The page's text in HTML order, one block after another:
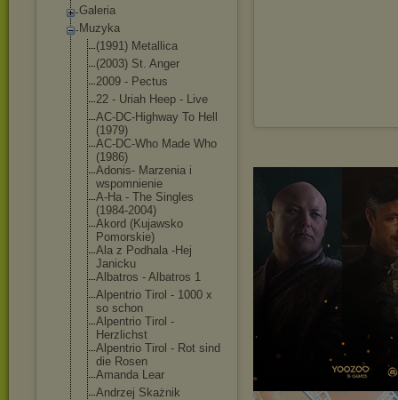
Galeria
Muzyka
(1991) Metallica
(2003) St. Anger
2009 - Pectus
22 - Uriah Heep - Live
AC-DC-Highway To Hell
(1979)
AC-DC-Who Made Who
(1986)
Adonis- Marzenia i
wspomnienie
A-Ha - The Singles
(1984-2004)
Akord (Kujawsko
Pomorskie)
Ala z Podhala -Hej
Janicku
Albatros - Albatros 1
Alpentrio Tirol - 1000 x
so schon
Alpentrio Tirol -
Herzlichst
Alpentrio Tirol - Rot sind
die Rosen
Amanda Lear
Andrzej Skażnik